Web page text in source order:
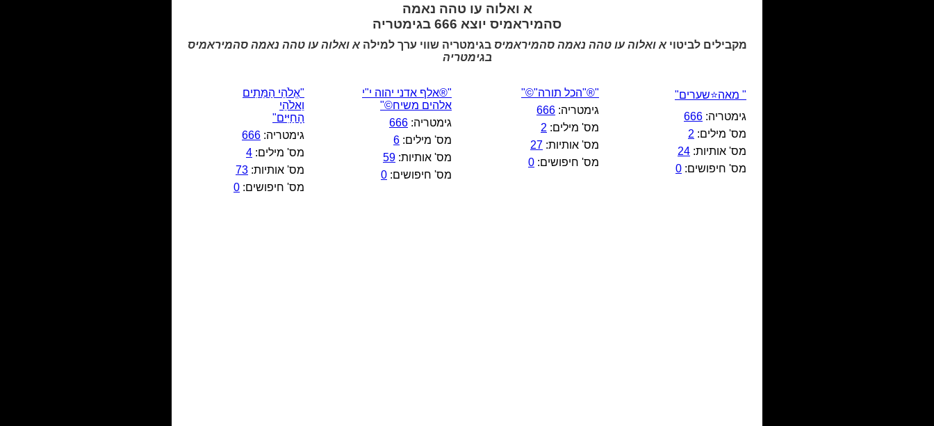
א ואלוה עו טהה נאמה
סהמיראמיס יוצא 666 בגימטריה
מקבילים לביטויא ואלוה עו טהה נאמה סהמיראמיס בגימטריה שווי ערך למילהא ואלוה עו טהה נאמה סהמיראמיס
בגימטריה
" מאה⭐שערים"
גימטריה: 666
מס' מילים: 2
מס' אותיות: 24
מס' חיפושים: 0
"®"הכל תורה"©"
גימטריה: 666
מס' מילים: 2
מס' אותיות: 27
מס' חיפושים: 0
"®אלף אדני יהוה י"י
אלהים משיח©"
גימטריה: 666
מס' מילים: 6
מס' אותיות: 59
מס' חיפושים: 0
"אֱלֹהֵי הַמֵּתִים
וֵאלֹהֵי
הָחַיִּים"
גימטריה: 666
מס' מילים: 4
מס' אותיות: 73
מס' חיפושים: 0